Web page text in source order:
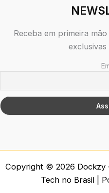
Receba em primeira
exclusivas
Copyright © 2026 Dockzy
Tech no Brasil |